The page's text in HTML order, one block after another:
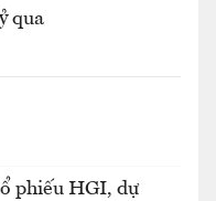
qua
phiếu HGI, dự